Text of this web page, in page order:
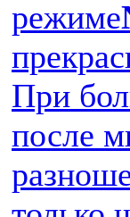
режиме
При
после